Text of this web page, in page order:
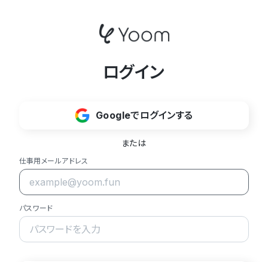
ログイン
Googleでログインする
または
仕事用メールアドレス
パスワード